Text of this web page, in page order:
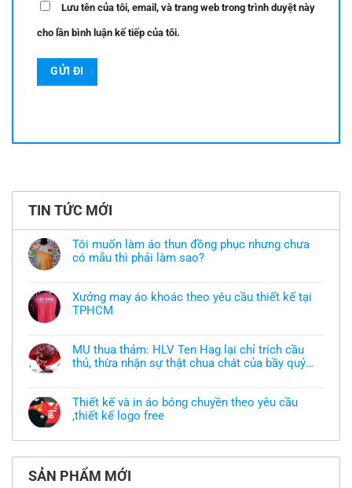
Lưu tên của tôi, email, và trang web trong trình duyệt này
cho lần bình luận kế tiếp của tôi.
TIN TỨC MỚI
Tôi muốn làm áo thun đồng phục nhưng chưa
có mẫu thì phải làm sao?
bình
luận
ở
áo
thun
đồng
chưa
có
mẫu
thì
làm
Xưởng may áo khoác theo yêu cầu thiết kế tại
TPHCM
bình
luận
ở
Xưởng
khoác
theo
yêu
thiết
tại
TPHCM
MU thua thảm: HLV Ten Hag lại chỉ trích cầu
thủ, thừa nhận sự thật chua chát của bầy quỷ
bình
luận
ở
MU
thảm:
Hag
lại
Thiết kế và in áo bóng chuyền theo yêu cầu
,thiết kế logo free
có
luận
Thiết
SẢN PHẨM MỚI